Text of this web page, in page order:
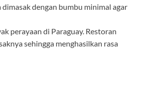
dengan bumbu minimal agar
perayaan di Paraguay. Restoran
sehingga menghasilkan rasa